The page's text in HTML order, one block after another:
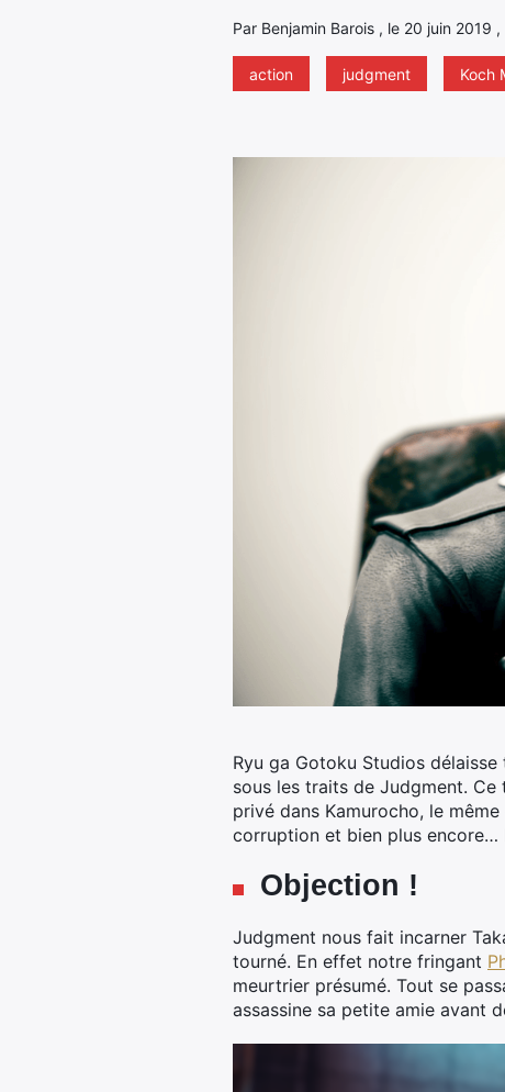
Par Benjamin Barois , le 20 juin 2019
action judgment Koch
Ryu ga Gotoku Studios
sous les traits de Judgment. Ce
privé dans Kamurocho, le
corruption et bien plus encore…
Objection !
Judgment nous fait incarner
tourné. En effet notre fringant
meurtrier présumé. Tout se
assassine sa petite amie avant